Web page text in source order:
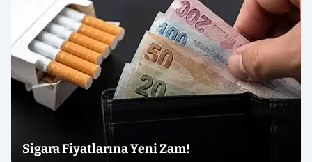
Sigara Fiyatlarına Yeni Zam!